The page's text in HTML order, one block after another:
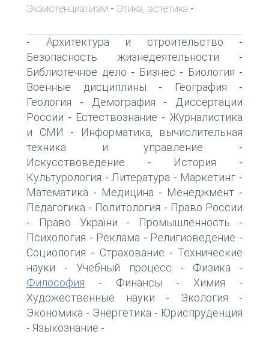
Экзистенциализм - Этика, эстетика -
- Архитектура и строительство -
Безопасность жизнедеятельности -
Библиотечное дело - Бизнес - Биология -
Военные дисциплины - География -
Геология - Демография -
Диссертации
России - Естествознание - Журналистика
и СМИ -
Информатика, вычислительная
техника и управление -
Искусствоведение - История -
Культурология - Литература - Маркетинг -
Математика - Медицина - Менеджмент -
Педагогика - Политология - Право России
- Право України - Промышленность -
Психология - Реклама - Религиоведение -
Социология - Страхование - Технические
науки - Учебный процесс - Физика -
Философия - Финансы - Химия -
Художественные науки - Экология -
Экономика - Энергетика - Юриспруденция
- Языкознание -